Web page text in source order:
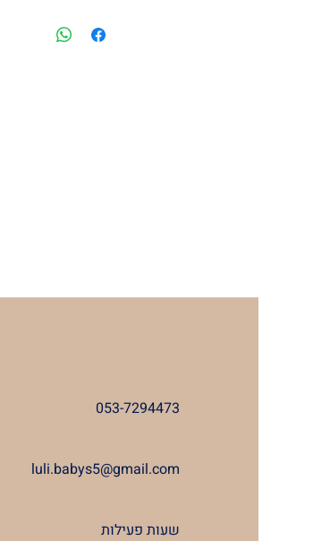
053-7294473
luli.babys5@gmail.com
שעות פעילות